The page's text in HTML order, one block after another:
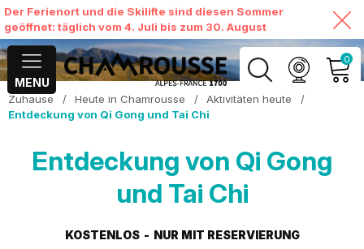
Der Ferienort und die Skilifte sind diesen Sommer
geöffnet: täglich vom 4. Juli bis zum 30. August
MENU
0
MEIN KONTO
ANSEHEN
Zuhause / Heute in Chamrousse / Aktivitäten heute
/
Entdeckung von Qi Gong und Tai Chi
Entdeckung von Qi Gong
und Tai Chi
KOSTENLOS
NUR MIT RESERVIERUNG